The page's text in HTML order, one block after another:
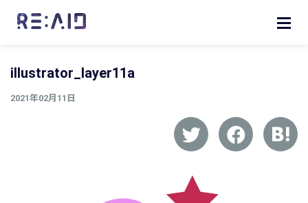
illustrator_layer11a
2021年02月11日